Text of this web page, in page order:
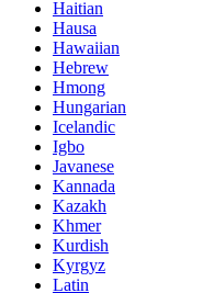
Haitian
Hausa
Hawaiian
Hebrew
Hmong
Hungarian
Icelandic
Igbo
Javanese
Kannada
Kazakh
Khmer
Kurdish
Kyrgyz
Latin